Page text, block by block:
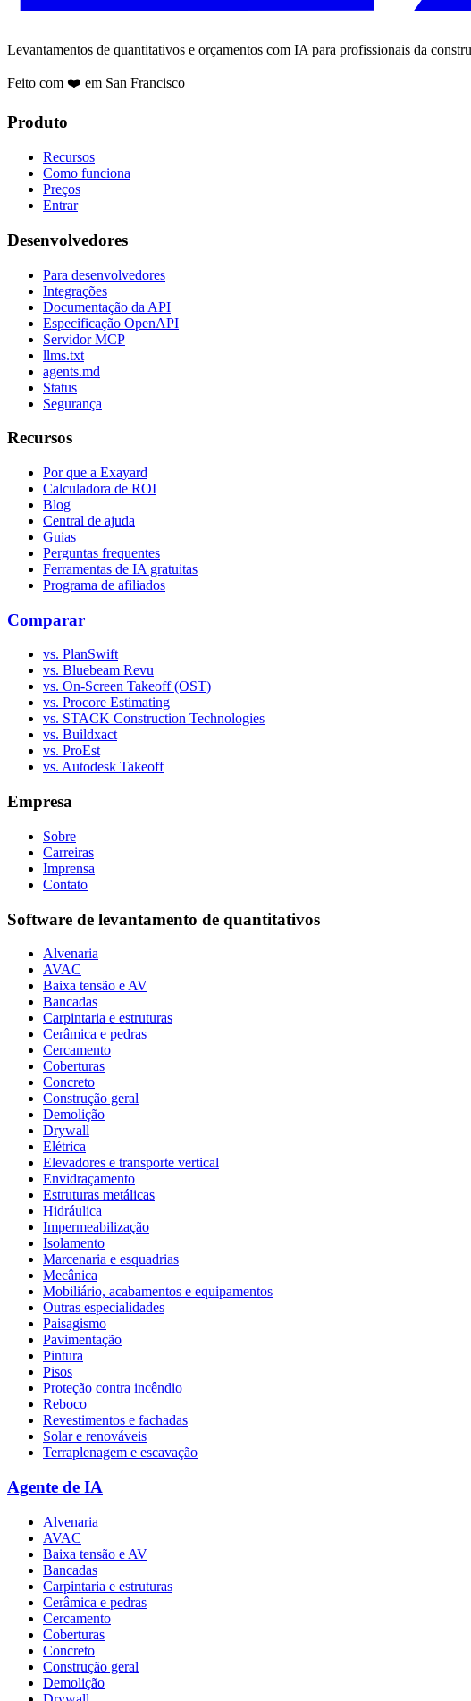
Levantamentos de quantitativos e orçamentos com IA para profissionais da
Feito com ❤️ em San Francisco
Produto
Recursos
Como funciona
Preços
Entrar
Desenvolvedores
Para desenvolvedores
Integrações
Documentação da API
Especificação OpenAPI
Servidor MCP
llms.txt
agents.md
Status
Segurança
Recursos
Por que a Exayard
Calculadora de ROI
Blog
Central de ajuda
Guias
Perguntas frequentes
Ferramentas de IA gratuitas
Programa de afiliados
Comparar
vs. PlanSwift
vs. Bluebeam Revu
vs. On-Screen Takeoff (OST)
vs. Procore Estimating
vs. STACK Construction Technologies
vs. Buildxact
vs. ProEst
vs. Autodesk Takeoff
Empresa
Sobre
Carreiras
Imprensa
Contato
Software de levantamento de quantitativos
Alvenaria
AVAC
Baixa tensão e AV
Bancadas
Carpintaria e estruturas
Cerâmica e pedras
Cercamento
Coberturas
Concreto
Construção geral
Demolição
Drywall
Elétrica
Elevadores e transporte vertical
Envidraçamento
Estruturas metálicas
Hidráulica
Impermeabilização
Isolamento
Marcenaria e esquadrias
Mecânica
Mobiliário, acabamentos e equipamentos
Outras especialidades
Paisagismo
Pavimentação
Pintura
Pisos
Proteção contra incêndio
Reboco
Revestimentos e fachadas
Solar e renováveis
Terraplenagem e escavação
Agente de IA
Alvenaria
AVAC
Baixa tensão e AV
Bancadas
Carpintaria e estruturas
Cerâmica e pedras
Cercamento
Coberturas
Concreto
Construção geral
Demolição